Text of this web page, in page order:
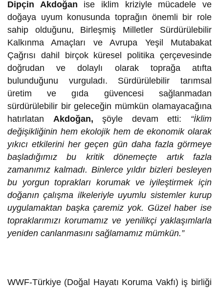
Dipçin Akdoğan ise iklim kriziyle mücadele ve
doğaya uyum konusunda toprağın önemli bir role
sahip olduğunu, Birleşmiş Milletler Sürdürülebilir
Kalkınma Amaçları ve Avrupa Yeşil Mutabakat
Çağrısı dahil birçok küresel politika çerçevesinde
doğrudan ve dolaylı olarak toprağa atıfta
bulunduğunu vurguladı. Sürdürülebilir tarımsal
üretim ve gıda güvencesi sağlanmadan
sürdürülebilir bir geleceğin mümkün olamayacağına
hatırlatan Akdoğan, şöyle devam etti: “İklim
değişikliğinin hem ekolojik hem de ekonomik olarak
yıkıcı etkilerini her geçen gün daha fazla görmeye
başladığımız bu kritik dönemeçte artık fazla
zamanımız kalmadı. Binlerce yıldır bizleri besleyen
bu yorgun toprakları korumak ve iyileştirmek için
doğanın çalışma ilkeleriyle uyumlu sistemler kurup
uygulamaktan başka çaremiz yok. Güzel haber ise
topraklarımızı korumamız ve yenilikçi yaklaşımlarla
yeniden canlanmasını sağlamamız mümkün.”
WWF-Türkiye (Doğal Hayatı Koruma Vakfı) iş birliği